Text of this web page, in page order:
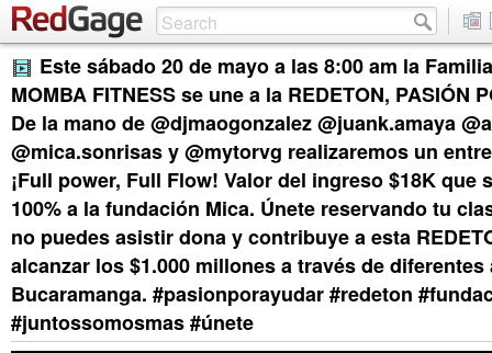
Este sábado 20 de mayo a las 8:00 am la
MOMBA FITNESS se une a la REDETON, PASIÓN
De la mano de @djmaogonzalez @juank.amaya
@mica.sonrisas y @mytorvg realizaremos un
¡Full power, Full Flow! Valor del ingreso $18K que
100% a la fundación Mica. Únete reservando tu
no puedes asistir dona y contribuye a esta
alcanzar los $1.000 millones a través de
Bucaramanga. #pasionporayudar #redeton
#juntossomosmas #únete